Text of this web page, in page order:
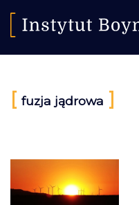
[ fuzja jądrowa ]